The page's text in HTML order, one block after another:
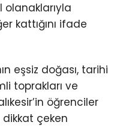
kattığını ifade
eşsiz doğası, tarihi
toprakları ve
öğrenciler
çeken